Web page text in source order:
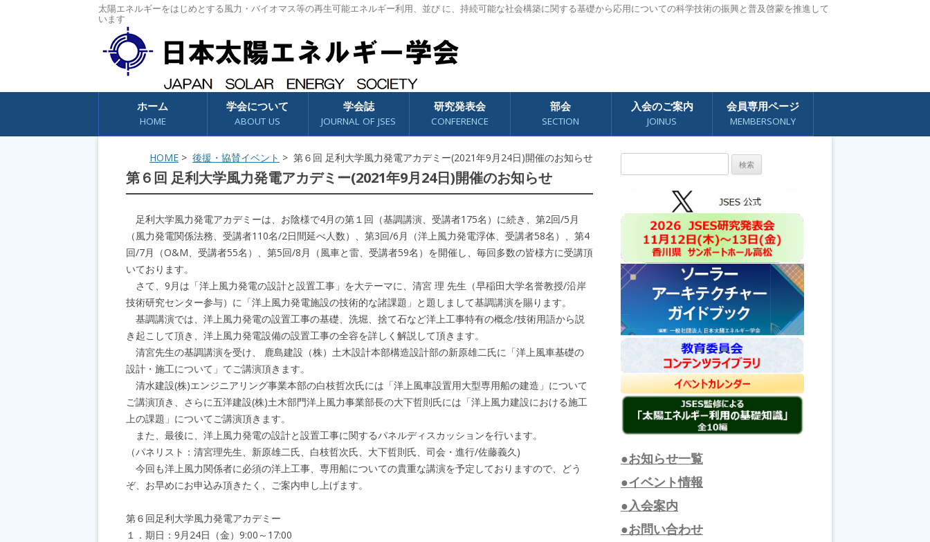
太陽エネルギーをはじめとする風力・バイオマス等の再生可能エネルギー利用、並び に、持続可能な社会構築に関する基礎から応用についての科学技術の振興と普及啓蒙を推進して
います
コンテンツへスキップ
ホーム
HOME
学会について
ABOUT US
学会誌
JOURNAL OF JSES
研究発表会
CONFERENCE
部会
SECTION
入会のご案内
JOINUS
会員専用ページ
MEMBERSONLY
HOME > 後援・協賛イベント > 第６回 足利大学風力発電アカデミー(2021年9月24日)開催のお知らせ
第６回 足利大学風力発電アカデミー(2021年9月24日)開催のお知らせ
足利大学風力発電アカデミーは、お陰様で4月の第１回（基調講演、受講者175名）に続き、第2回/5月
（風力発電関係法務、受講者110名/2日間延べ人数）、第3回/6月（洋上風力発電浮体、受講者58名）、第4
回/7月（O&M、受講者55名）、第5回/8月（風車と雷、受講者59名）を開催し、毎回多数の皆様方に受講頂
いております。
さて、9月は「洋上風力発電の設計と設置工事」を大テーマに、清宮 理 先生（早稲田大学名誉教授/沿岸
技術研究センター参与）に「洋上風力発電施設の技術的な諸課題」と題しまして基調講演を賜ります。
基調講演では、洋上風力発電の設置工事の基礎、洗堀、捨て石など洋上工事特有の概念/技術用語から説
き起こして頂き、洋上風力発電設備の設置工事の全容を詳しく解説して頂きます。
清宮先生の基調講演を受け、 鹿島建設（株）土木設計本部構造設計部の新原雄二氏に「洋上風車基礎の
設計・施工について」てご講演頂きます。
清水建設(株)エンジニアリング事業本部の白枝哲次氏には「洋上風車設置用大型専用船の建造」について
ご講演頂き、さらに五洋建設(株)土木部門洋上風力事業部長の大下哲則氏には「洋上風力建設における施工
上の課題」についてご講演頂きます。
また、最後に、洋上風力発電の設計と設置工事に関するパネルディスカッションを行います。
（パネリスト：清宮理先生、新原雄二氏、白枝哲次氏、大下哲則氏、司会・進行/佐藤義久)
今回も洋上風力関係者に必須の洋上工事、専用船についての貴重な講演を予定しておりますので、どう
ぞ、お早めにお申込み頂きたく、ご案内申し上げます。
第６回足利大学風力発電アカデミー
１．期日：9月24日（金）9:00～17:00
索:
●お知らせ一覧
●イベント情報
●入会案内
●お問い合わせ